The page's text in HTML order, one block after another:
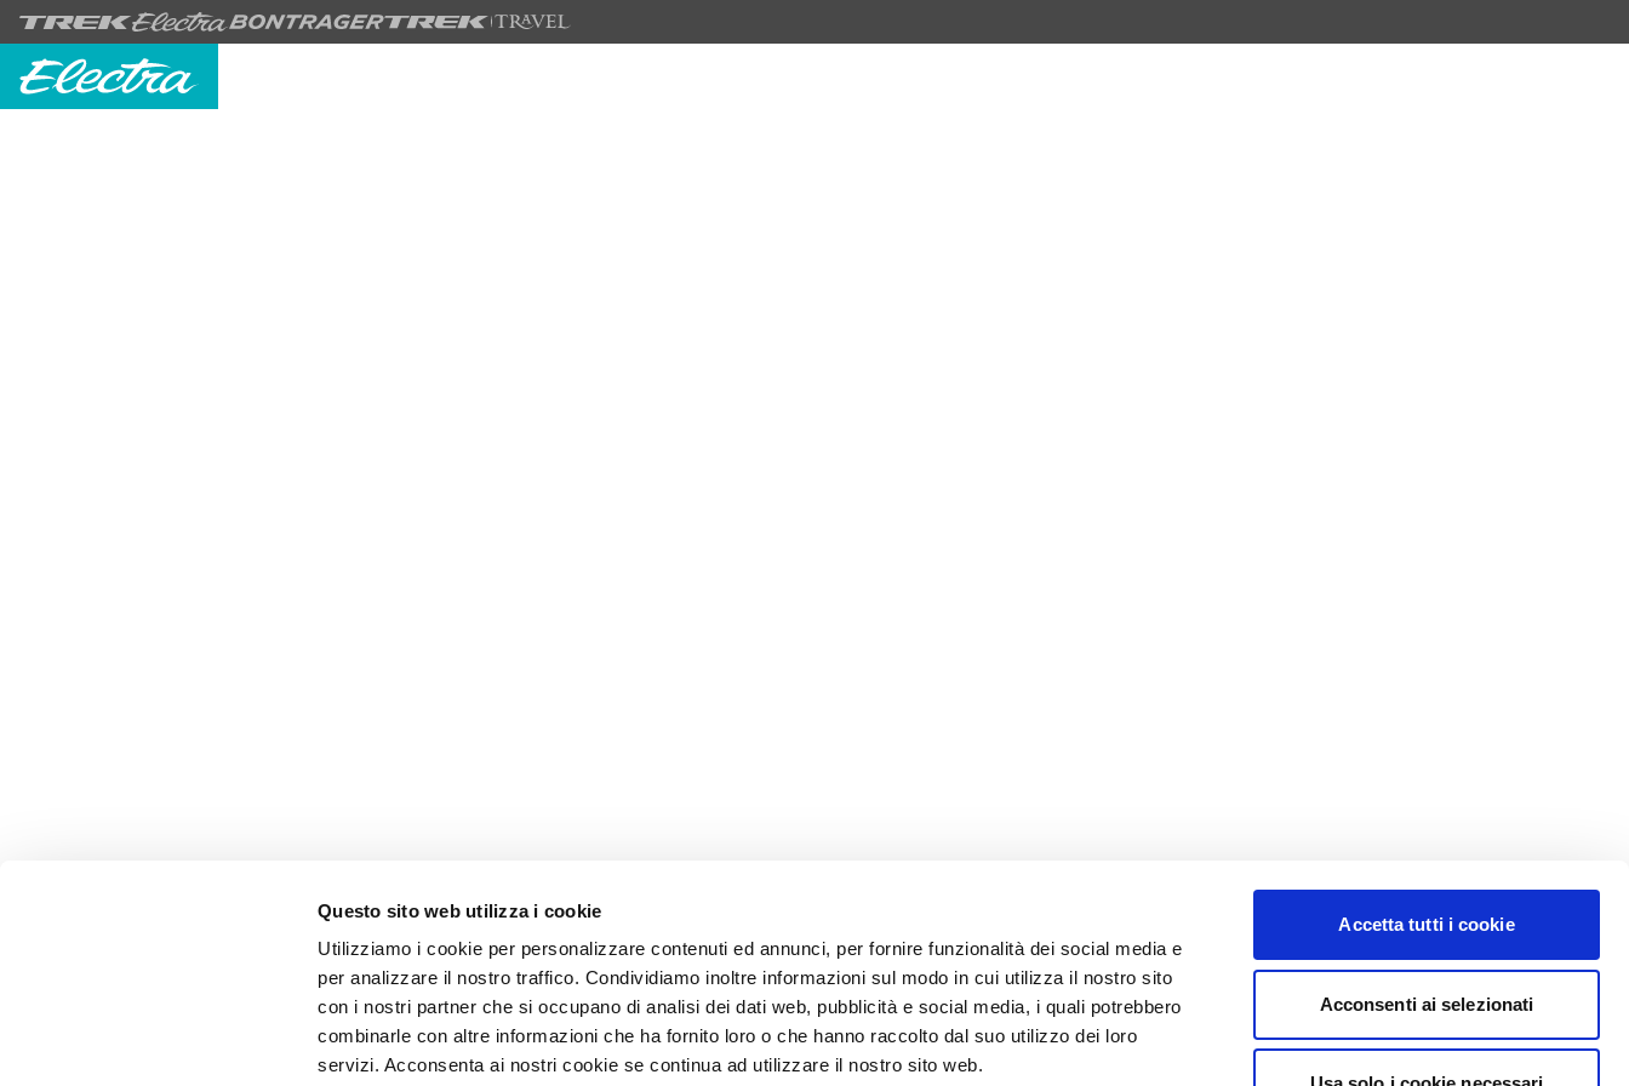
Questo sito web utilizza i cookie
Utilizziamo i cookie per personalizzare contenuti ed annunci, per fornire funzionalità dei social media e
per analizzare il nostro traffico. Condividiamo inoltre informazioni sul modo in cui utilizza il nostro sito
con i nostri partner che si occupano di analisi dei dati web, pubblicità e social media, i quali potrebbero
combinarle con altre informazioni che ha fornito loro o che hanno raccolto dal suo utilizzo dei loro
servizi. Acconsenta ai nostri cookie se continua ad utilizzare il nostro sito web.
Accetta tutti i cookie
Acconsenti ai selezionati